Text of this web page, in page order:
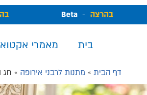
בהרצה
בית מאמרי
דף הבית » מתנות לרבני אירופה » חג